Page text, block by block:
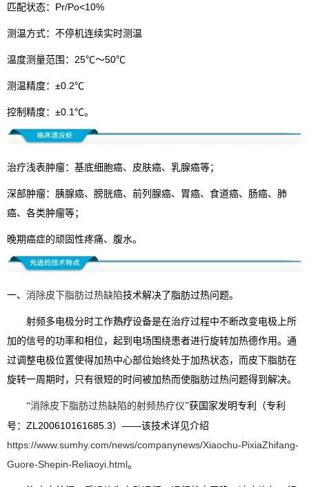
匹配状态：Pr/Po<10%
测温方式：不停机连续实时测温
温度测量范围：25℃～50℃
测温精度：±0.2℃
控制精度：±0.1℃。
治疗浅表肿瘤：基底细胞癌、皮肤癌、乳腺癌等；
深部肿瘤：胰腺癌、膀胱癌、前列腺癌、胃癌、食道癌、肠癌、肺
癌、各类肿瘤等；
晚期癌症的顽固性疼痛、腹水。
一、 消除皮下脂肪过热缺陷技术解决了脂肪过热问题。
射频多电极分时工作热疗设备是在治疗过程中不断改变电极上所
加的信号的功率和相位，起到电场围绕患者进行旋转加热德作用。通
过调整电极位置使得加热中心部位始终处于加热状态，而皮下脂肪在
旋转一周期时，只有很短的时间被加热而使脂肪过热问题得到解决。
“消除皮下脂肪过热缺陷的射频热疗仪”获国家发明专利（专利
号：ZL200610161685.3）——该技术详见介绍
https://www.sumhy.com/news/companynews/Xiaochu-PixiaZhifang-
Guore-Shepin-Reliaoyi.html。